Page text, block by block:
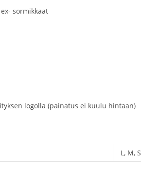
sormikkaat
logolla (painatus ei kuulu hintaan)
L, M, S